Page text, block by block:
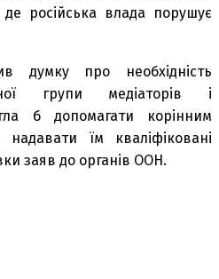
російська влада порушує
думку про необхідність
групи медіаторів і
б допомагати корінним
їм кваліфіковані
заяв до органів ООН.